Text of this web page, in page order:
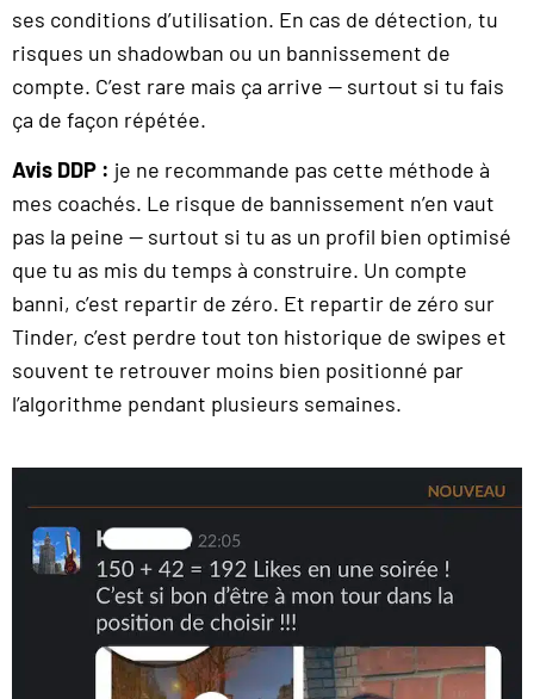
ses conditions d’utilisation. En cas de détection, tu
risques un shadowban ou un bannissement de
compte. C’est rare mais ça arrive — surtout si tu fais
ça de façon répétée.
Avis DDP : je ne recommande pas cette méthode à
mes coachés. Le risque de bannissement n’en vaut
pas la peine — surtout si tu as un profil bien optimisé
que tu as mis du temps à construire. Un compte
banni, c’est repartir de zéro. Et repartir de zéro sur
Tinder, c’est perdre tout ton historique de swipes et
souvent te retrouver moins bien positionné par
l’algorithme pendant plusieurs semaines.